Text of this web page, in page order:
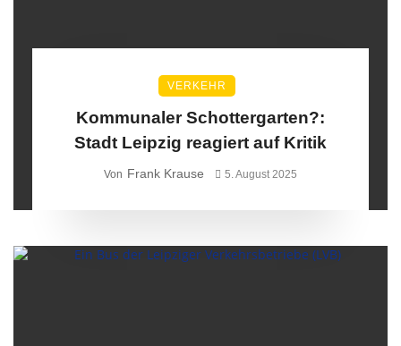
VERKEHR
Kommunaler Schottergarten?:
Stadt Leipzig reagiert auf Kritik
Von Frank Krause 5. August 2025